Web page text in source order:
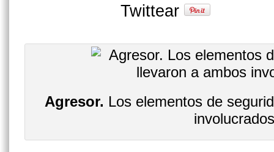
Twittear
Agresor. Los elementos de
involucrados